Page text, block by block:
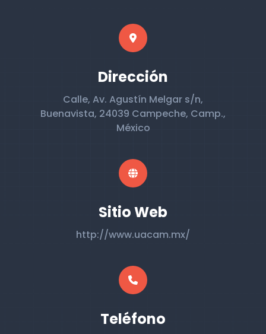
Dirección
Calle, Av. Agustín Melgar s/n,
Buenavista, 24039 Campeche, Camp.,
México
Sitio Web
http://www.uacam.mx/
Teléfono